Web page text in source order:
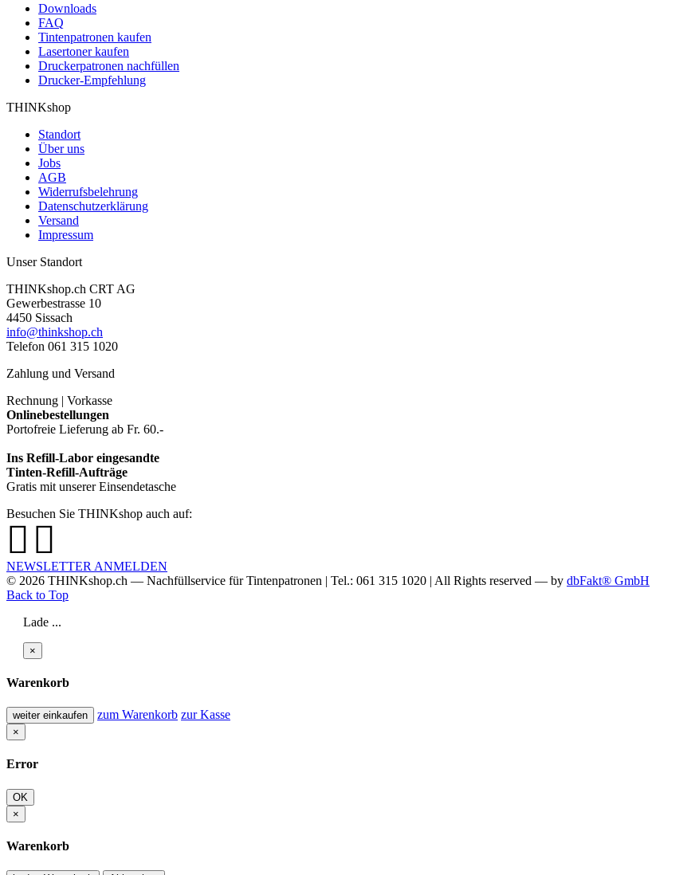
Downloads
FAQ
Tintenpatronen kaufen
Lasertoner kaufen
Druckerpatronen nachfüllen
Drucker-Empfehlung
THINKshop
Standort
Über uns
Jobs
AGB
Widerrufsbelehrung
Datenschutzerklärung
Versand
Impressum
Unser Standort
THINKshop.ch CRT AG
Gewerbestrasse 10
4450 Sissach
info@thinkshop.ch
Telefon 061 315 1020
Zahlung und Versand
Rechnung | Vorkasse
Onlinebestellungen
Portofreie Lieferung ab Fr. 60.-
Ins Refill-Labor eingesandte
Tinten-Refill-Aufträge
Gratis mit unserer Einsendetasche
Besuchen Sie THINKshop auch auf:
NEWSLETTER ANMELDEN
© 2026 THINKshop.ch — Nachfüllservice fürTintenpatronen | Tel.: 061 315 1020 | All Rights reserved — by dbFakt® GmbH
Back to Top
Lade ...
×
Warenkorb
weiter einkaufen zum Warenkorb zur Kasse
×
Error
OK
×
Warenkorb